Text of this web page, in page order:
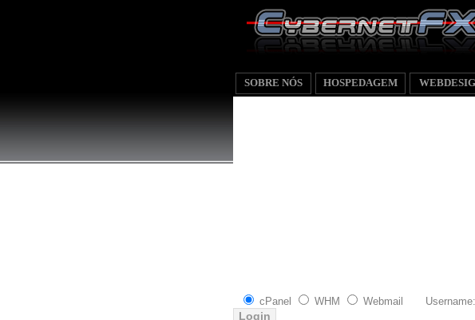
SOBRE NÓS HOSPEDAGEM
cPanel WHM Webmail Username: